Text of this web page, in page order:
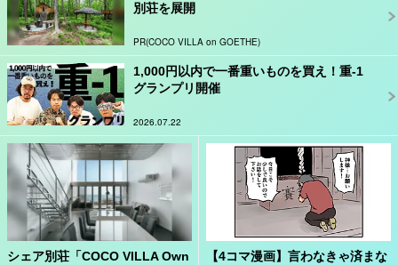
別荘を展開
PR(COCO VILLA on GOETHE)
1,000円以内で一番重いものを買え！重-1
グランプリ開催
2026.07.22
シェア別荘「COCO VILLA Own
【4コマ漫画】言わなきゃ済まな